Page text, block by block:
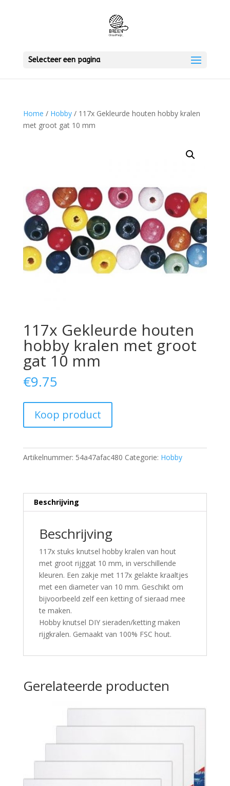
Selecteer een pagina
Home / Hobby/ 117x Gekleurde houten hobby kralen
met groot gat 10 mm
117x Gekleurde houten
hobby kralen met groot
gat 10 mm
€9.75
Koop product
Artikelnummer: 54a47afac480 Categorie: Hobby
Beschrijving
Beschrijving
117x stuks knutsel hobby kralen van hout
met groot rijggat 10 mm, in verschillende
kleuren. Een zakje met 117x gelakte kraaltjes
met een diameter van 10 mm. Geschikt om
bijvoorbeeld zelf een ketting of sieraad mee
te maken.
Hobby knutsel DIY sieraden/ketting maken
rijgkralen. Gemaakt van 100% FSC hout.
Gerelateerde producten